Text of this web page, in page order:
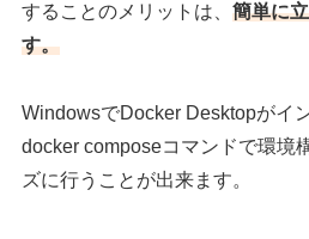
することのメリットは、簡単に
す。
WindowsでDocker Desktopがイ
docker composeコマンドで環境
ズに行うことが出来ます。